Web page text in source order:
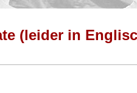
(leider in